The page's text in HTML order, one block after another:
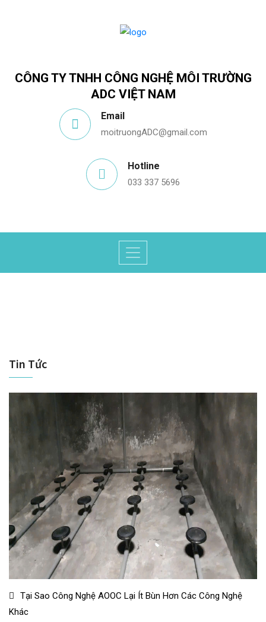
CÔNG TY TNHH CÔNG NGHỆ MÔI TRƯỜNG
ADC VIỆT NAM
Email
moitruongADC@gmail.com
Hotline
033 337 5696
Tin Tức
Tại Sao Công Nghệ AOOC Lại Ít Bùn Hơn Các Công Nghệ
Khác